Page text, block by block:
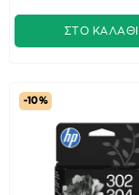
ΣΤΟ ΚΑΛΑΘΙ
-10 %